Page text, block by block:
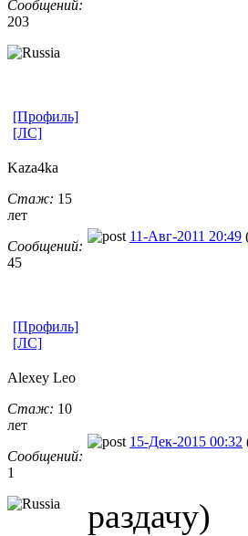
Сообщений:
203
[Профиль]
[ЛС]
Kaza4ka
Стаж: 15
лет
Сообщений:
45
11-Авг-2011 20:49
[Профиль]
[ЛС]
Alexey Leo
Стаж: 10
лет
Сообщений:
1
15-Дек-2015 00:32
раздачу)